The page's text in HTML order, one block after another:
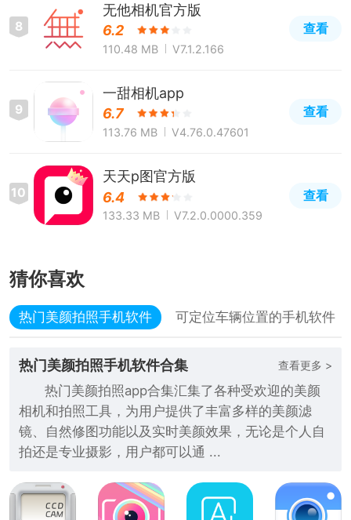
8
无他相机官方版
6.2
110.48 MB V7.1.2.166
查看
9
一甜相机app
6.7
113.76 MB V4.76.0.47601
查看
10
天天p图官方版
6.4
133.33 MB V7.2.0.0000.359
查看
猜你喜欢
热门美颜拍照手机软件 可定位车辆位置的手机软件
热门美颜拍照手机软件合集 查看更多 >
热门美颜拍照app合集汇集了各种受欢迎的美颜
相机和拍照工具，为用户提供了丰富多样的美颜滤
镜、自然修图功能以及实时美颜效果，无论是个人自
拍还是专业摄影，用户都可以通 ...